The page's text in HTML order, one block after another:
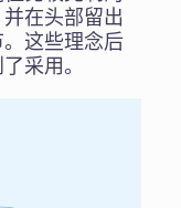
在头部留出
这些理念后
采用。